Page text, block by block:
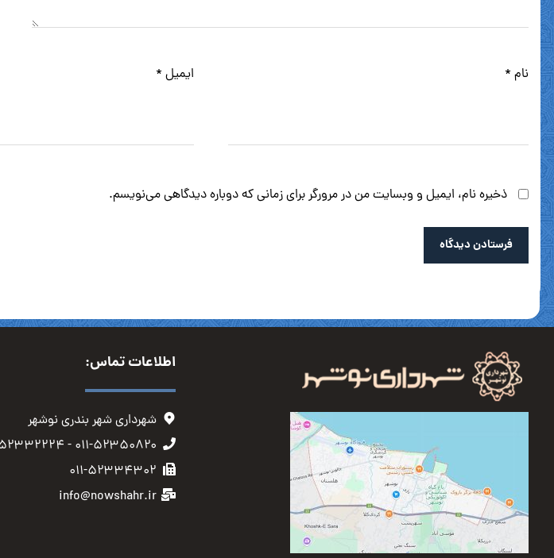
نام * ایمیل *
ذخیره نام، ایمیل و وبسایت من در مرورگر برای زمانی که دوباره دیدگاهی می‌نویسم.
فرستادن دیدگاه
اطلاعات تماس:
شهرداری شهر بندری نوشهر
۰۱۱-۵۲۳۵۰۸۲۰ - ۰۱۱-۵۲۳۳۲۲۲۴
۰۱۱-۵۲۳۳۴۳۰۲
info@nowshahr.ir